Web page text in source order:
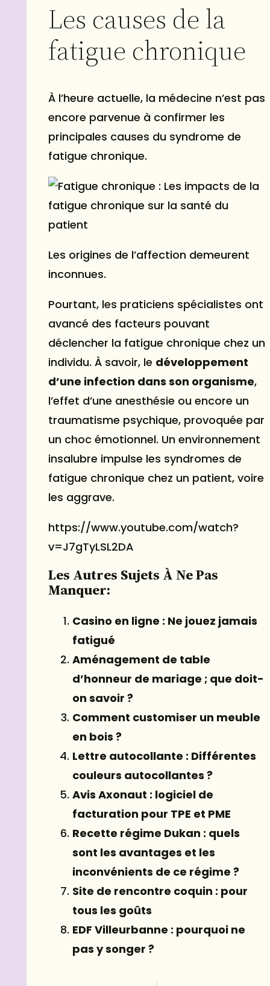
Les causes de la
fatigue chronique
À l’heure actuelle, la médecine n’est pas
encore parvenue à confirmer les
principales causes du syndrome de
fatigue chronique.
Les origines de l’affection demeurent
inconnues.
Pourtant, les praticiens spécialistes ont
avancé des facteurs pouvant
déclencher la fatigue chronique chez un
individu. À savoir, le développement
d’une infection dans son organisme,
l’effet d’une anesthésie ou encore un
traumatisme psychique, provoquée par
un choc émotionnel. Un environnement
insalubre impulse les syndromes de
fatigue chronique chez un patient, voire
les aggrave.
https://www.youtube.com/watch?
v=J7gTyLSL2DA
Les Autres Sujets À Ne Pas
Manquer:
Casino en ligne : Ne jouez jamais
fatigué
Aménagement de table
d’honneur de mariage ; que doit-
on savoir ?
Comment customiser un meuble
en bois ?
Lettre autocollante : Différentes
couleurs autocollantes ?
Avis Axonaut : logiciel de
facturation pour TPE et PME
Recette régime Dukan : quels
sont les avantages et les
inconvénients de ce régime ?
Site de rencontre coquin : pour
tous les goûts
EDF Villeurbanne : pourquoi ne
pas y songer ?